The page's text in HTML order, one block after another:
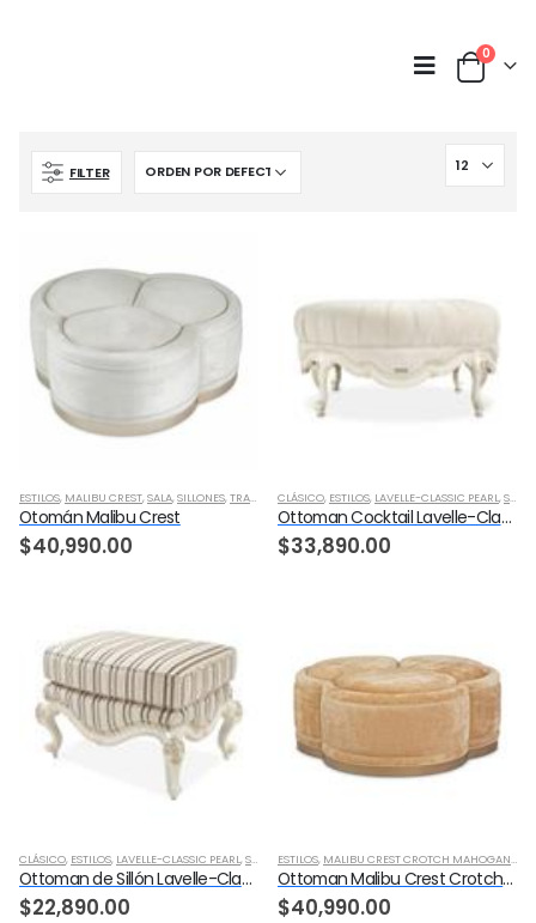
0
FILTER
ESTILOS, MALIBU CREST,SALA,SILLONES,TRANSICIONAL
Otomán Malibu Crest
$40,990.00
CLÁSICO, ESTILOS, LAVELLE-CLASSIC PEARL,SALA
Ottoman Cocktail Lavelle-Classic Pearl
$33,890.00
CLÁSICO, ESTILOS, LAVELLE-CLASSIC PEARL,SALA SILLONES
Ottoman de Sillón Lavelle-Classic Pearl
$22,890.00
ESTILOS, MALIBU CREST CROTCH MAHOGANY
Ottoman Malibu Crest Crotch Mahogany
$40,990.00